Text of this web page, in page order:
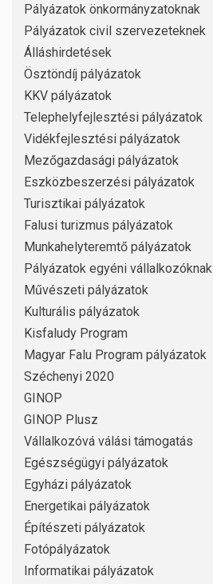
Pályázatok önkormányzatoknak
Pályázatok civil szervezeteknek
Álláshirdetések
Ösztöndíj pályázatok
KKV pályázatok
Telephelyfejlesztési pályázatok
Vidékfejlesztési pályázatok
Mezőgazdasági pályázatok
Eszközbeszerzési pályázatok
Turisztikai pályázatok
Falusi turizmus pályázatok
Munkahelyteremtő pályázatok
Pályázatok egyéni vállalkozóknak
Művészeti pályázatok
Kulturális pályázatok
Kisfaludy Program
Magyar Falu Program pályázatok
Széchenyi 2020
GINOP
GINOP Plusz
Vállalkozóvá válási támogatás
Egészségügyi pályázatok
Egyházi pályázatok
Energetikai pályázatok
Építészeti pályázatok
Fotópályázatok
Informatikai pályázatok